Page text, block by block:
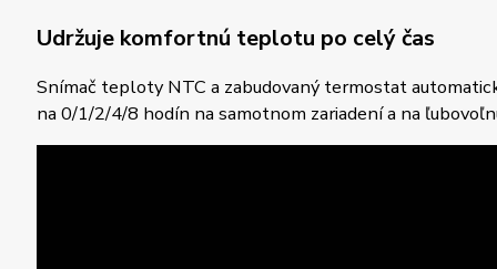
Udržuje komfortnú teplotu po celý čas
Snímač teploty NTC a zabudovaný termostat
na 0/1/2/4/8 hodín na samotnom zariadení a na